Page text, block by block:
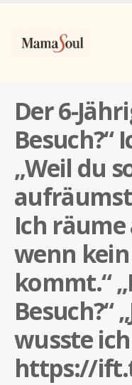
Der 6-
Besuch?“
„Weil du
Ich
wenn
kommt.“
Besuch?“
wusste
https://